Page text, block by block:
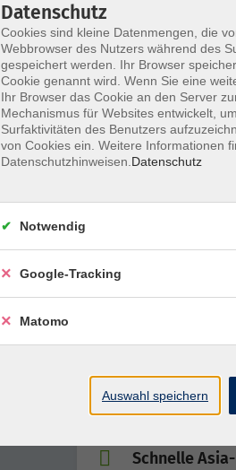
Gemüse
Darm
Darmgesund
Online-Kurs:
Ayurveda -
Schnelle
Datenschutz
Cookies sind kleine Datenmengen, die
Webbrowser des Nutzers während des
gespeichert werden. Ihr Browser
Cookie genannt wird. Wenn Sie eine
Ihr Browser das Cookie an den Server
Mechanismus für Websites entwickelt,
Surfaktivitäten des Benutzers
von Cookies ein. Weitere Informationen
Datenschutzhinweisen. Datenschutz
Notwendig
Google-Tracking
Matomo
Auswahl speichern